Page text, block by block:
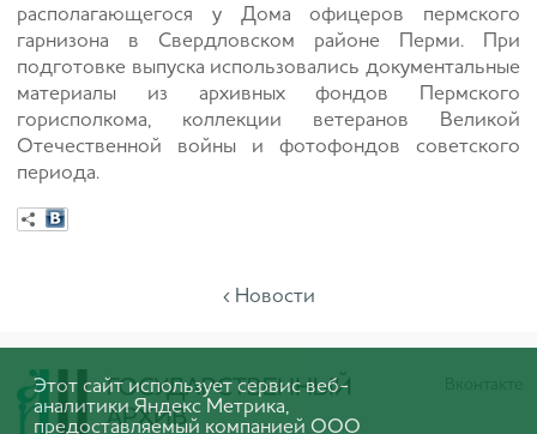
располагающегося у Дома офицеров пермского
гарнизона в Свердловском районе Перми. При
подготовке выпуска использовались документальные
материалы из архивных фондов Пермского
горисполкома, коллекции ветеранов Великой
Отечественной войны и фотофондов советского
периода.
‹ Новости
Этот сайт использует сервис веб-
аналитики Яндекс Метрика,
предоставляемый компанией ООО